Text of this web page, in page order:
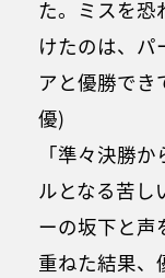
た。ミスを恐
けたのは、パ
アと優勝でき
優)
「準々決勝
ルとなる苦し
ーの坂下と声
重ねた結果、